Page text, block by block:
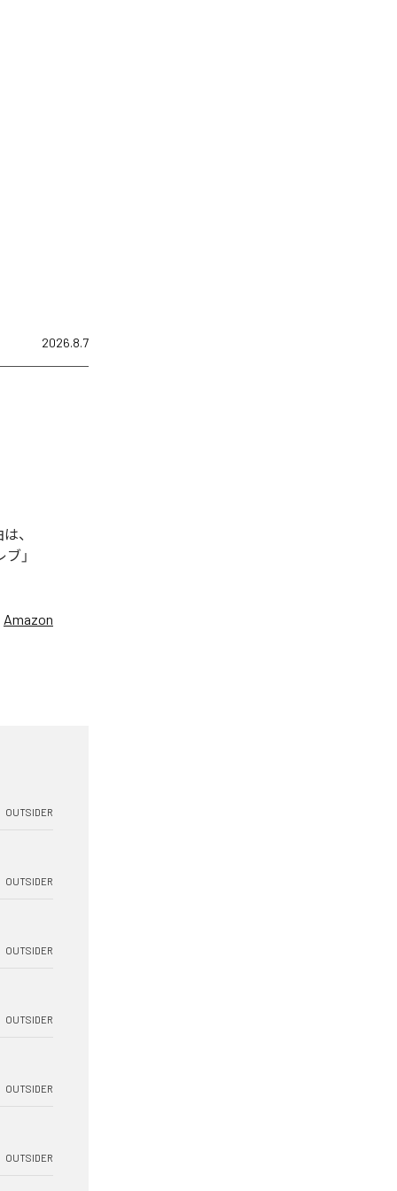
2026.8.7
、
ブ」
Amazon
OUTSIDER
OUTSIDER
OUTSIDER
OUTSIDER
OUTSIDER
OUTSIDER